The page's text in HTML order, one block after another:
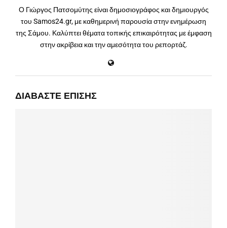
Ο Γιώργος Πατσομύτης είναι δημοσιογράφος και δημιουργός
του Samos24.gr, με καθημερινή παρουσία στην ενημέρωση
της Σάμου. Καλύπτει θέματα τοπικής επικαιρότητας με έμφαση
στην ακρίβεια και την αμεσότητα του ρεπορτάζ.
ΔΙΑΒΆΣΤΕ ΕΠΊΣΗΣ